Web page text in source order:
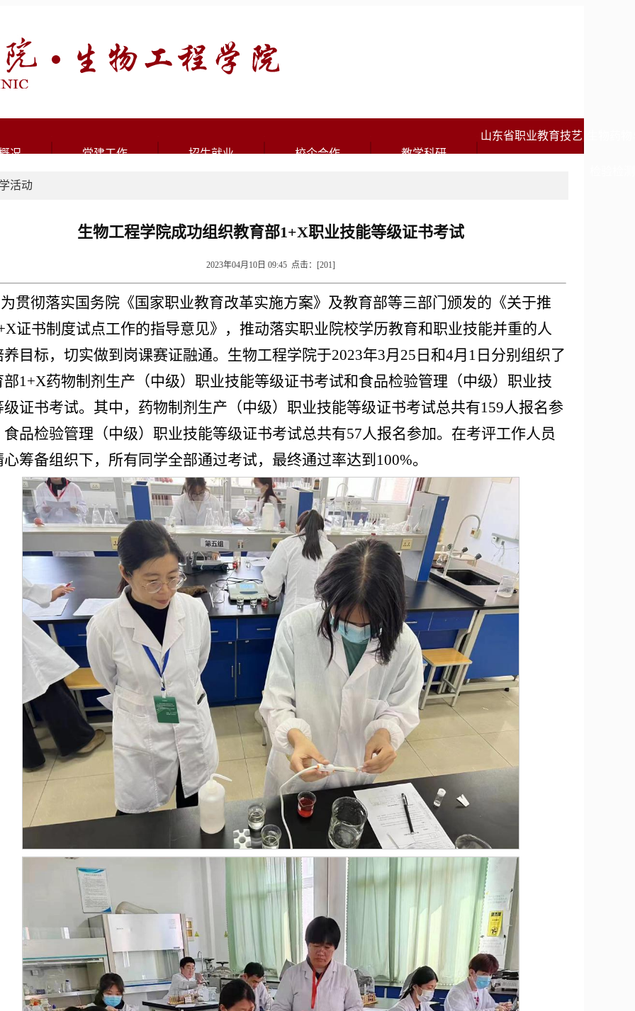
况 党建工作 招生就业 校企合作 教学科研
山东省职业教育技艺
活动
生物工程学院成功组织教育部1+X职业技能等级证书考试
2023年04月10日 09:45 点击：[201]
为贯彻落实国务院《国家职业教育改革实施方案》及教育部等三部门颁发的《关于推
证书制度试点工作的指导意见》，推动落实职业院校学历教育和职业技能并重的人
养目标，切实做到岗课赛证融通。生物工程学院于2023年3月25日和4月1日分别组织了
部1+X药物制剂生产（中级）职业技能等级证书考试和食品检验管理（中级）职业技
级证书考试。其中，药物制剂生产（中级）职业技能等级证书考试总共有159人报名参
食品检验管理（中级）职业技能等级证书考试总共有57人报名参加。在考评工作人员
心筹备组织下，所有同学全部通过考试，最终通过率达到100%。